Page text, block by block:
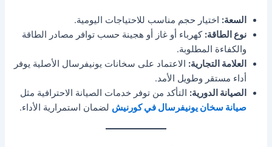
السعة: اختيار حجم مناسب للاحتياجات اليومية.
نوع الطاقة: كهرباء أو غاز أو هجينة حسب توافر مصادر الطاقة
والكفاءة المطلوبة.
العلامة التجارية: الاعتماد على سخانات يونيفرسال الأصلية يوفر
أداء مستقر وطويل الأمد.
الصيانة الدورية: التأكد من توفر خدمات الصيانة الاحترافية مثل
صيانة سخان يونيفرسال في كورنيش لضمان استمرارية الأداء.